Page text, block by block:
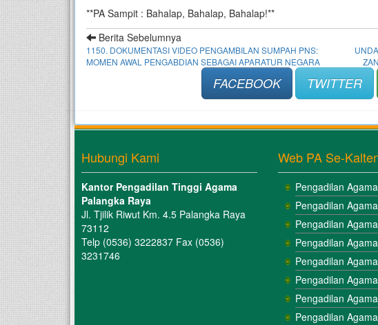
**PA Sampit : Bahalap, Bahalap, Bahalap!**
Berita Sebelumnya
1150. DOKUMENTASI VIDEO PENGAMBILAN SUMPAH PNS:
MOMEN AWAL PENGABDIAN SEBAGAI APARATUR NEGARA
FACEBOOK TWITTER
Hubungi Kami
Kantor Pengadilan Tinggi Agama
Palangka Raya
Jl. Tjilik Riwut Km. 4.5 Palangka Raya
73112
Telp (0536) 3222837 Fax (0536)
3231746
Web PA Se-
Pengadilan
Pengadilan
Pengadilan
Pengadilan
Pengadilan
Pengadilan
Pengadilan
Pengadilan